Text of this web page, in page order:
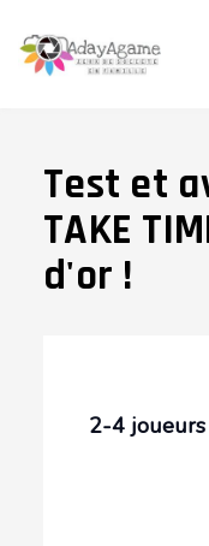
Test et
TAKE
d'or !
2-4 joueurs